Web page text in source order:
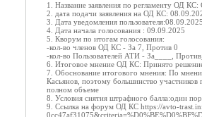
1. Название заявления по регламенту ОД КС:
2. дата подачи заявления на ОД КС:
3. Дата уведомления пользователя:08.09.2025
4. Дата начала голосования : 09.09.2025
5. Кворум по итогам голосования:
-кол-во членов ОД КС - За 7, Против 0
-кол-во Пользователей АТИ - За____,
6. Итоговое мнение ОД КС: Принято решение
7. Обоснование итогового мнения: По
Касьянов, поэтому большинство
полном объеме
8. Условия снятия штрафного балла:один
9. Ссылка на форум ОД КС https://avto-